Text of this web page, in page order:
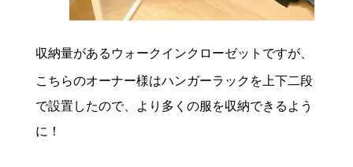
収納量があるウォークインクローゼットですが、
こちらのオーナー様はハンガーラックを上下二段
で設置したので、より多くの服を収納できるよう
に！